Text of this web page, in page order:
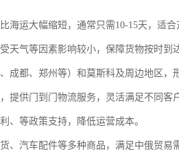
运大幅缩短，通常只需10-15天，适合
天气等因素影响较小，保障货物按时到
都、郑州等）和莫斯科及周边地区，
提供门到门物流服务，灵活满足不同客
、等政策支持，降低运营成本。
、汽车配件等多种商品，满足中俄贸易